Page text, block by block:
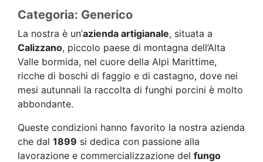
Categoria: Generico
La nostra è un’azienda artigianale, situata a
Calizzano, piccolo paese di montagna dell’Alta
Valle bormida, nel cuore della Alpi Marittime,
ricche di boschi di faggio e di castagno, dove nei
mesi autunnali la raccolta di funghi porcini è molto
abbondante.
Queste condizioni hanno favorito la nostra azienda
che dal 1899 si dedica con passione alla
lavorazione e commercializzazione del fungo